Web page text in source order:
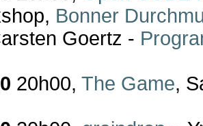
Bonner
Goertz -
20h00, The Game,